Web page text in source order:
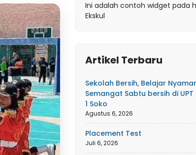
Ini adalah contoh widget pada
Ekskul
Artikel Terbaru
Sekolah Bersih, Belajar
Semangat Sabtu bersih di UPT
1 Soko
Agustus 6, 2026
Placement Test
Juli 6, 2026